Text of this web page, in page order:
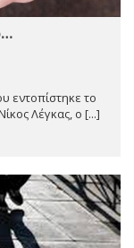
εντοπίστηκε το
Λέγκας, ο [...]